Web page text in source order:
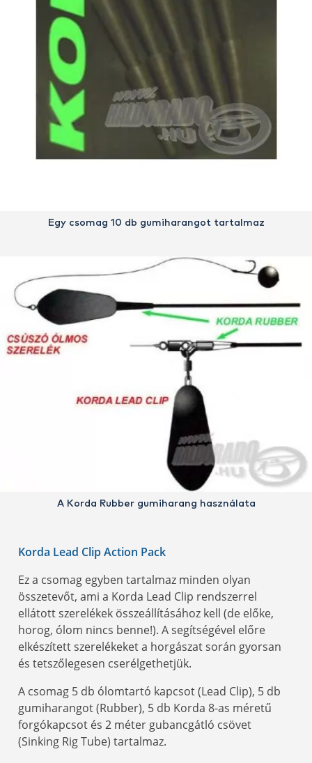
Egy csomag 10 db gumiharangot tartalmaz
A Korda Rubber gumiharang használata
Korda Lead Clip Action Pack
Ez a csomag egyben tartalmaz minden olyan
összetevőt, ami a Korda Lead Clip rendszerrel
ellátott szerelékek összeállításához kell (de előke,
horog, ólom nincs benne!). A segítségével előre
elkészített szerelékeket a horgászat során gyorsan
és tetszőlegesen cserélgethetjük.
A csomag 5 db ólomtartó kapcsot (Lead Clip), 5 db
gumiharangot (Rubber), 5 db Korda 8-as méretű
forgókapcsot és 2 méter gubancgátló csövet
(Sinking Rig Tube) tartalmaz.